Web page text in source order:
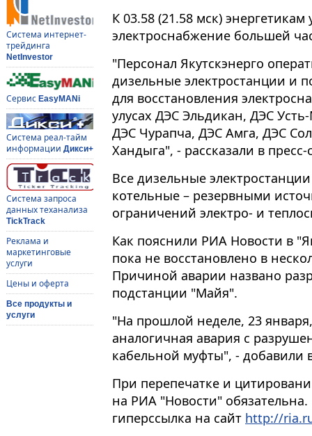
Система интернет-
трейдинга
NetInvestor
Сервис EasyMANi
Система реал-тайм
информации Дикси+
Система запроса
данных теханализа
TickTrack
Реклама и
маркетинговые
услуги
Цены и оферта
Все продукты и
услуги
К 03.58 (21.58 мск) энергетикам
электроснабжение большей
"Персонал Якутскэнерго
дизельные электростанции и
для восстановления
улусах ДЭС Эльдикан, ДЭС
ДЭС Чурапча, ДЭС Амга, ДЭС
Хандыга", - рассказали в пресс-
Все дизельные
котельные – резервными
ограничений электро- и
Как пояснили РИА Новости в
пока не восстановлено в
Причиной аварии названо
подстанции "Майя".
"На прошлой неделе, 23
аналогичная авария с
кабельной муфты", - добавили
При перепечатке и
на РИА "Новости"
гиперссылка на сайт http://